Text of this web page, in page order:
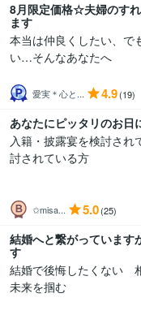
8月限定価格☆夫婦のす
ます
本当は仲良くしたい、で
い…そんなあなたへ
愛実＊心と... 4.9(19)
あなたにピッタリのお日
入籍・披露宴を検討され
討されている方
✩misa... 5.0(25)
結婚へと繋がっています
す
結婚で後悔したくない
未来を掴む